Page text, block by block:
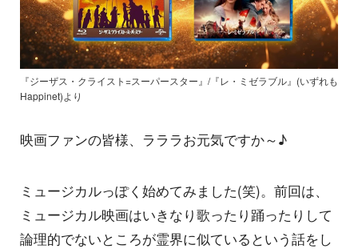
『ジーザス・クライスト=スーパースター』/『レ・ミゼラブル』(いずれも
Happinet)より
映画ファンの皆様、ラララお元気ですか～♪
ミュージカルっぽく始めてみました(笑)。前回は、
ミュージカル映画はいきなり歌ったり踊ったりして
論理的でないところが霊界に似ているという話をし